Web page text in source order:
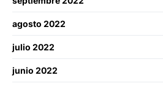
agosto 2022
julio 2022
junio 2022